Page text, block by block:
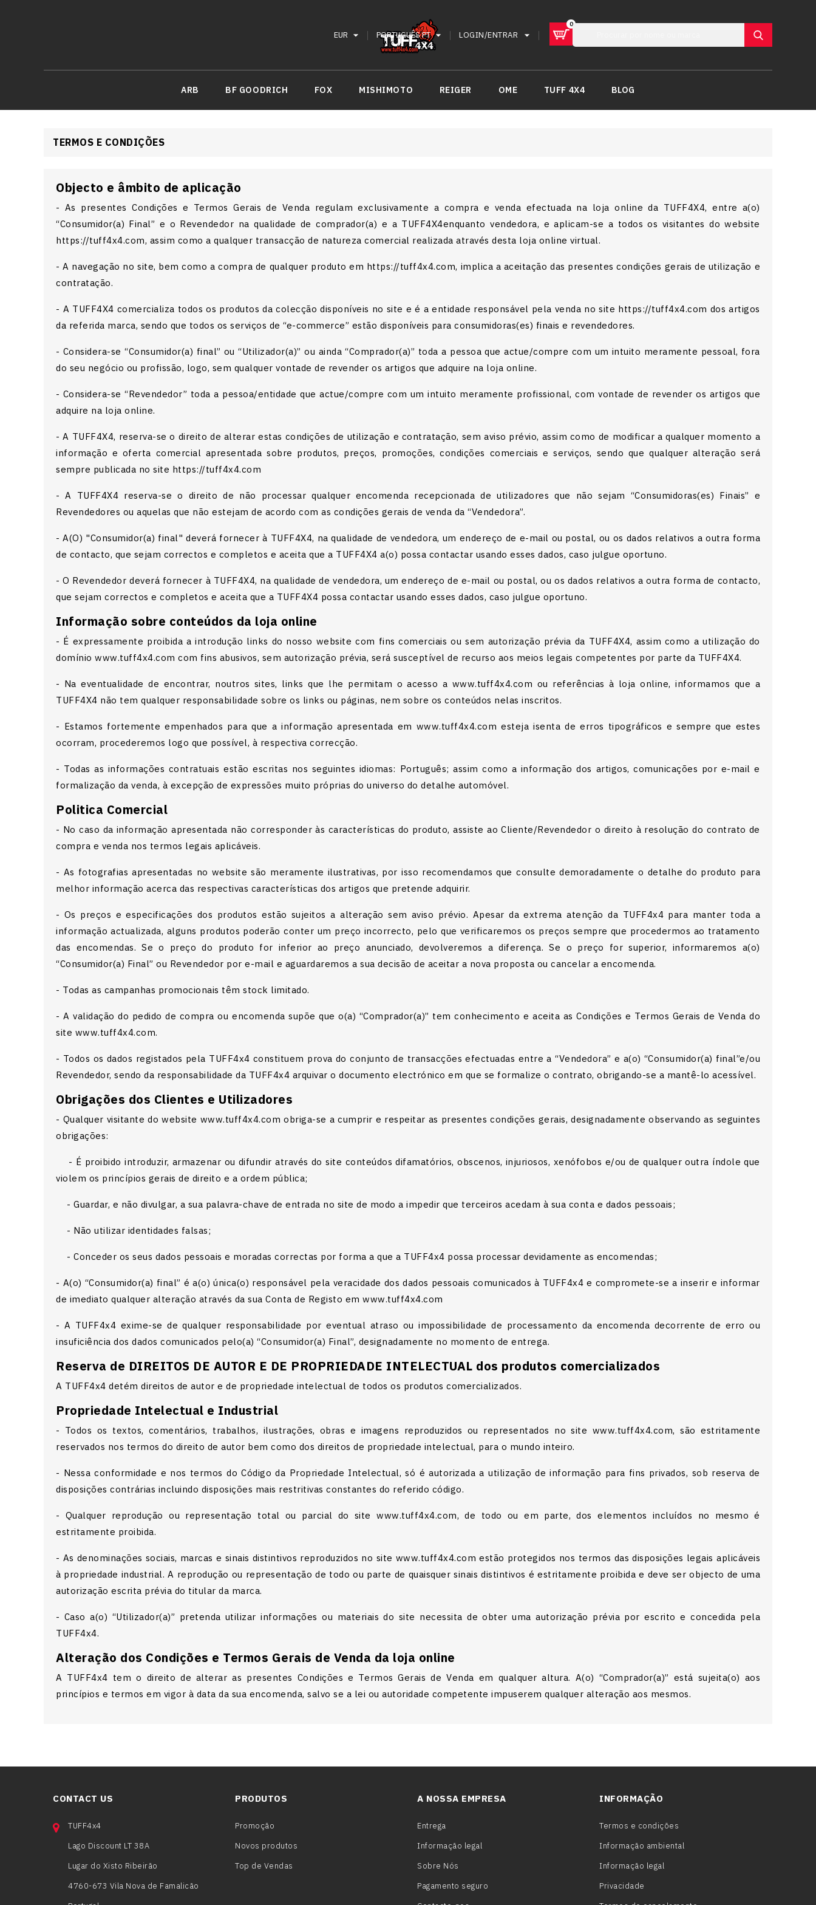
0
arrow_drop_down
LOGIN/ENTRAR
PORTUGUÊS PTarrow_drop_down
EUR arrow_drop_down
ARB BF GOODRICH FOX MISHIMOTO REIGER OME TUFF 4X4 BLOG
TERMOS E CONDIÇÕES
Objecto e âmbito de aplicação
- As presentes Condições e Termos Gerais de Venda regulam exclusivamente a compra e venda efectuada na loja online da TUFF4X4, entre a(o)
“Consumidor(a) Final” e o Revendedor na qualidade de comprador(a) e a TUFF4X4enquanto vendedora, e aplicam-se a todos os visitantes do website
https://tuff4x4.com, assim como a qualquer transacção de natureza comercial realizada através desta loja online virtual.
- A navegação no site, bem como a compra de qualquer produto em https://tuff4x4.com, implica a aceitação das presentes condições gerais de utilização e
contratação.
- A TUFF4X4 comercializa todos os produtos da colecção disponíveis no site e é a entidade responsável pela venda no site https://tuff4x4.com dos artigos
da referida marca, sendo que todos os serviços de “e-commerce” estão disponíveis para consumidoras(es) finais e revendedores.
- Considera-se “Consumidor(a) final” ou “Utilizador(a)” ou ainda “Comprador(a)” toda a pessoa que actue/compre com um intuito meramente pessoal, fora
do seu negócio ou profissão, logo, sem qualquer vontade de revender os artigos que adquire na loja online.
- Considera-se “Revendedor” toda a pessoa/entidade que actue/compre com um intuito meramente profissional, com vontade de revender os artigos que
adquire na loja online.
- A TUFF4X4, reserva-se o direito de alterar estas condições de utilização e contratação, sem aviso prévio, assim como de modificar a qualquer momento a
informação e oferta comercial apresentada sobre produtos, preços, promoções, condições comerciais e serviços, sendo que qualquer alteração será
sempre publicada no site https://tuff4x4.com
- A TUFF4X4 reserva-se o direito de não processar qualquer encomenda recepcionada de utilizadores que não sejam “Consumidoras(es) Finais” e
Revendedores ou aquelas que não estejam de acordo com as condições gerais de venda da “Vendedora”.
- A(O) "Consumidor(a) final" deverá fornecer à TUFF4X4, na qualidade de vendedora, um endereço de e-mail ou postal, ou os dados relativos a outra forma
de contacto, que sejam correctos e completos e aceita que a TUFF4X4 a(o) possa contactar usando esses dados, caso julgue oportuno.
- O Revendedor deverá fornecer à TUFF4X4, na qualidade de vendedora, um endereço de e-mail ou postal, ou os dados relativos a outra forma de contacto,
que sejam correctos e completos e aceita que a TUFF4X4 possa contactar usando esses dados, caso julgue oportuno.
Informação sobre conteúdos da loja online
- É expressamente proibida a introdução links do nosso website com fins comerciais ou sem autorização prévia da TUFF4X4, assim como a utilização do
domínio www.tuff4x4.com com fins abusivos, sem autorização prévia, será susceptível de recurso aos meios legais competentes por parte da TUFF4X4.
- Na eventualidade de encontrar, noutros sites, links que lhe permitam o acesso a www.tuff4x4.com ou referências à loja online, informamos que a
TUFF4X4 não tem qualquer responsabilidade sobre os links ou páginas, nem sobre os conteúdos nelas inscritos.
- Estamos fortemente empenhados para que a informação apresentada em www.tuff4x4.com esteja isenta de erros tipográficos e sempre que estes
ocorram, procederemos logo que possível, à respectiva correcção.
- Todas as informações contratuais estão escritas nos seguintes idiomas: Português; assim como a informação dos artigos, comunicações por e-mail e
formalização da venda, à excepção de expressões muito próprias do universo do detalhe automóvel.
Politica Comercial
- No caso da informação apresentada não corresponder às características do produto, assiste ao Cliente/Revendedor o direito à resolução do contrato de
compra e venda nos termos legais aplicáveis.
- As fotografias apresentadas no website são meramente ilustrativas, por isso recomendamos que consulte demoradamente o detalhe do produto para
melhor informação acerca das respectivas características dos artigos que pretende adquirir.
- Os preços e especificações dos produtos estão sujeitos a alteração sem aviso prévio. Apesar da extrema atenção da TUFF4x4 para manter toda a
informação actualizada, alguns produtos poderão conter um preço incorrecto, pelo que verificaremos os preços sempre que procedermos ao tratamento
das encomendas. Se o preço do produto for inferior ao preço anunciado, devolveremos a diferença. Se o preço for superior, informaremos a(o)
“Consumidor(a) Final” ou Revendedor por e-mail e aguardaremos a sua decisão de aceitar a nova proposta ou cancelar a encomenda.
- Todas as campanhas promocionais têm stock limitado.
- A validação do pedido de compra ou encomenda supõe que o(a) “Comprador(a)” tem conhecimento e aceita as Condições e Termos Gerais de Venda do
site www.tuff4x4.com.
- Todos os dados registados pela TUFF4x4 constituem prova do conjunto de transacções efectuadas entre a “Vendedora” e a(o) “Consumidor(a) final”e/ou
Revendedor, sendo da responsabilidade da TUFF4x4 arquivar o documento electrónico em que se formalize o contrato, obrigando-se a mantê-lo acessível.
Obrigações dos Clientes e Utilizadores
- Qualquer visitante do website www.tuff4x4.com obriga-se a cumprir e respeitar as presentes condições gerais, designadamente observando as seguintes
obrigações:
- É proibido introduzir, armazenar ou difundir através do site conteúdos difamatórios, obscenos, injuriosos, xenófobos e/ou de qualquer outra índole que
violem os princípios gerais de direito e a ordem pública;
- Guardar, e não divulgar, a sua palavra-chave de entrada no site de modo a impedir que terceiros acedam à sua conta e dados pessoais;
- Não utilizar identidades falsas;
- Conceder os seus dados pessoais e moradas correctas por forma a que a TUFF4x4 possa processar devidamente as encomendas;
- A(o) “Consumidor(a) final” é a(o) única(o) responsável pela veracidade dos dados pessoais comunicados à TUFF4x4 e compromete-se a inserir e informar
de imediato qualquer alteração através da sua Conta de Registo em www.tuff4x4.com
- A TUFF4x4 exime-se de qualquer responsabilidade por eventual atraso ou impossibilidade de processamento da encomenda decorrente de erro ou
insuficiência dos dados comunicados pelo(a) “Consumidor(a) Final”, designadamente no momento de entrega.
Reserva de DIREITOS DE AUTOR E DE PROPRIEDADE INTELECTUAL dos produtos comercializados
A TUFF4x4 detém direitos de autor e de propriedade intelectual de todos os produtos comercializados.
Propriedade Intelectual e Industrial
- Todos os textos, comentários, trabalhos, ilustrações, obras e imagens reproduzidos ou representados no site www.tuff4x4.com, são estritamente
reservados nos termos do direito de autor bem como dos direitos de propriedade intelectual, para o mundo inteiro.
- Nessa conformidade e nos termos do Código da Propriedade Intelectual, só é autorizada a utilização de informação para fins privados, sob reserva de
disposições contrárias incluindo disposições mais restritivas constantes do referido código.
- Qualquer reprodução ou representação total ou parcial do site www.tuff4x4.com, de todo ou em parte, dos elementos incluídos no mesmo é
estritamente proibida.
- As denominações sociais, marcas e sinais distintivos reproduzidos no site www.tuff4x4.com estão protegidos nos termos das disposições legais aplicáveis
à propriedade industrial. A reprodução ou representação de todo ou parte de quaisquer sinais distintivos é estritamente proibida e deve ser objecto de uma
autorização escrita prévia do titular da marca.
- Caso a(o) “Utilizador(a)” pretenda utilizar informações ou materiais do site necessita de obter uma autorização prévia por escrito e concedida pela
TUFF4x4.
Alteração dos Condições e Termos Gerais de Venda da loja online
A TUFF4x4 tem o direito de alterar as presentes Condições e Termos Gerais de Venda em qualquer altura. A(o) “Comprador(a)” está sujeita(o) aos
princípios e termos em vigor à data da sua encomenda, salvo se a lei ou autoridade competente impuserem qualquer alteração aos mesmos.
CONTACT US
TUFF4x4
Lago Discount LT 38A
Lugar do Xisto Ribeirão
4760-673 Vila Nova de Famalicão
PRODUTOS
Promoção
Novos produtos
Top de Vendas
A NOSSA EMPRESA
Entrega
Informação legal
Sobre Nós
Pagamento seguro
INFORMAÇÃO
Termos e condições
Informação ambiental
Informação legal
Privacidade